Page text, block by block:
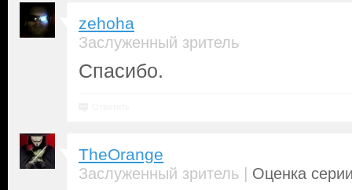
zehoha
Заслуженный зритель
Спасибо.
TheOrange
Заслуженный зритель | Оценка